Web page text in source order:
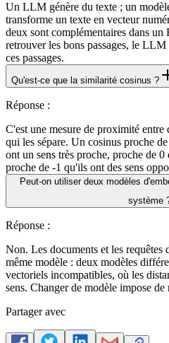
Un LLM génère du texte ; un
transforme un texte en vecteur
deux sont complémentaires dans
retrouver les bons passages, le
ces passages.
Qu'est-ce que la similarité cosinus ?
Réponse :
C'est une mesure de proximité entre
qui les sépare. Un cosinus proche
ont un sens très proche, proche de
proche de -1 qu'ils ont des sens
Peut-on utiliser deux modèles
système
Réponse :
Non. Les documents et les requêtes
même modèle : deux modèles
vectoriels incompatibles, où les
sens. Changer de modèle impose
Partager avec